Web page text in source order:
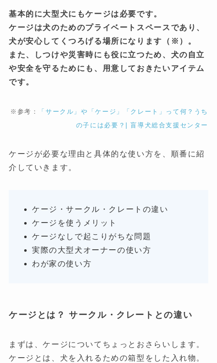
基本的に大型犬にもケージは必要です。
ケージは犬のためのプライベートスペースであり、
犬が安心してくつろげる場所になります（※）。
また、しつけや災害時にも役に立つため、犬の自立
や安全を守るためにも、用意しておきたいアイテム
です。
※参考：
「サークル」や「ケージ」「クレート」って何？うち
の子には必要？| 盲導犬総合支援センター
ケージが必要な理由と具体的な使い方を、順番に紹
介していきます。
ケージ・サークル・クレートの違い
ケージを使うメリット
ケージなしで起こりがちな問題
実際の大型犬オーナーの使い方
わが家の使い方
ケージとは？ サークル・クレートとの違い
まずは、ケージについてちょっとおさらいします。
ケージとは、犬を入れるための箱型をした入れ物。